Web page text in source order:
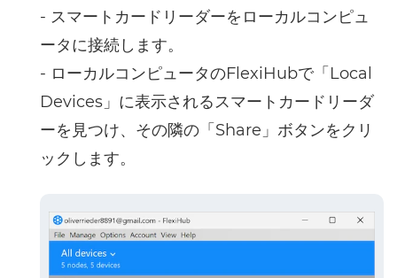
- スマートカードリーダーをローカルコンピュ
ータに接続します。
- ローカルコンピュータのFlexiHubで「Local
Devices」に表示されるスマートカードリーダ
ーを見つけ、その隣の「Share」ボタンをクリ
ックします。